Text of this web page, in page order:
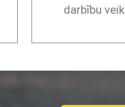
darbību